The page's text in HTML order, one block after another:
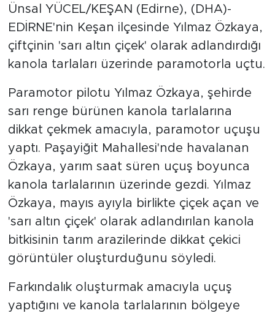
Ünsal YÜCEL/KEŞAN (Edirne), (DHA)-
EDİRNE'nin Keşan ilçesinde Yılmaz Özkaya,
çiftçinin 'sarı altın çiçek' olarak adlandırdığı
kanola tarlaları üzerinde paramotorla uçtu.
Paramotor pilotu Yılmaz Özkaya, şehirde
sarı renge bürünen kanola tarlalarına
dikkat çekmek amacıyla, paramotor uçuşu
yaptı. Paşayiğit Mahallesi'nde havalanan
Özkaya, yarım saat süren uçuş boyunca
kanola tarlalarının üzerinde gezdi. Yılmaz
Özkaya, mayıs ayıyla birlikte çiçek açan ve
'sarı altın çiçek' olarak adlandırılan kanola
bitkisinin tarım arazilerinde dikkat çekici
görüntüler oluşturduğunu söyledi.
Farkındalık oluşturmak amacıyla uçuş
yaptığını ve kanola tarlalarının bölgeye